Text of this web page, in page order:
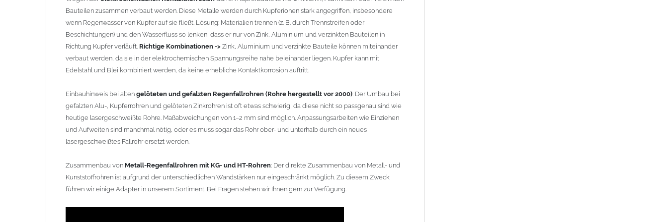
führen wir einige Adapter in unserem Sortiment. Bei Fragen stehen wir Ihnen gern zur Verfügung.
Bauteilen zusammen verbaut werden. Diese Metalle werden durch Kupferionen stark angegriffen, insbesondere
wenn Regenwasser von Kupfer auf sie fließt. Lösung: Materialien trennen (z. B. durch Trennstreifen oder
Beschichtungen) und den Wasserfluss so lenken, dass er nur von Zink, Aluminium und verzinkten Bauteilen in
Richtung Kupfer verläuft. Richtige Kombinationen -> Zink, Aluminium und verzinkte Bauteile können miteinander
verbaut werden, da sie in der elektrochemischen Spannungsreihe nahe beieinander liegen. Kupfer kann mit
Edelstahl und Blei kombiniert werden, da keine erhebliche Kontaktkorrosion auftritt.
Einbauhinweis bei alten gelöteten und gefalzten Regenfallrohren (Rohre hergestellt vor 2000): Der Umbau bei
gefalzten Alu-, Kupferrohren und gelöteten Zinkrohren ist oft etwas schwierig, da diese nicht so passgenau sind wie
heutige lasergeschweißte Rohre. Maßabweichungen von 1–2 mm sind möglich. Anpassungsarbeiten wie Einziehen
und Aufweiten sind manchmal nötig, oder es muss sogar das Rohr ober- und unterhalb durch ein neues
lasergeschweißtes Fallrohr ersetzt werden.
Zusammenbau von Metall-Regenfallrohren mit KG- und HT-Rohren: Der direkte Zusammenbau von Metall- und
Kunststoffrohren ist aufgrund der unterschiedlichen Wandstärken nur eingeschränkt möglich. Zu diesem Zweck
führen wir einige Adapter in unserem Sortiment. Bei Fragen stehen wir Ihnen gern zur Verfügung.